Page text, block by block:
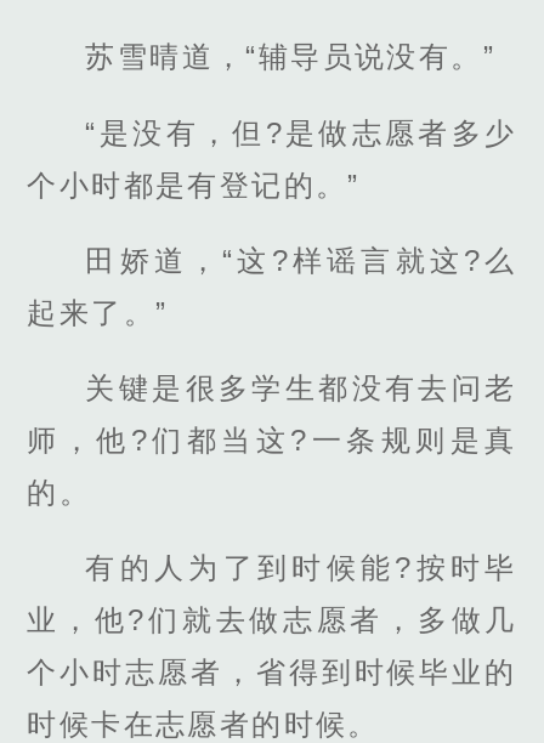
苏雪晴道，“辅导员说没有。”
“是没有，但?是做志愿者多少
个小时都是有登记的。”
田娇道，“这?样谣言就这?么
起来了。”
关键是很多学生都没有去问老
师，他?们都当这?一条规则是真
的。
有的人为了到时候能?按时毕
业，他?们就去做志愿者，多做几
个小时志愿者，省得到时候毕业的
时候卡在志愿者的时候。